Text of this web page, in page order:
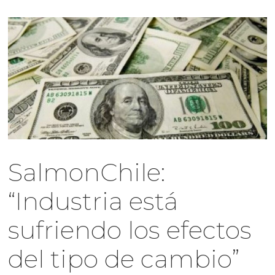
SalmonChile:
“Industria está
sufriendo los efectos
del tipo de cambio”